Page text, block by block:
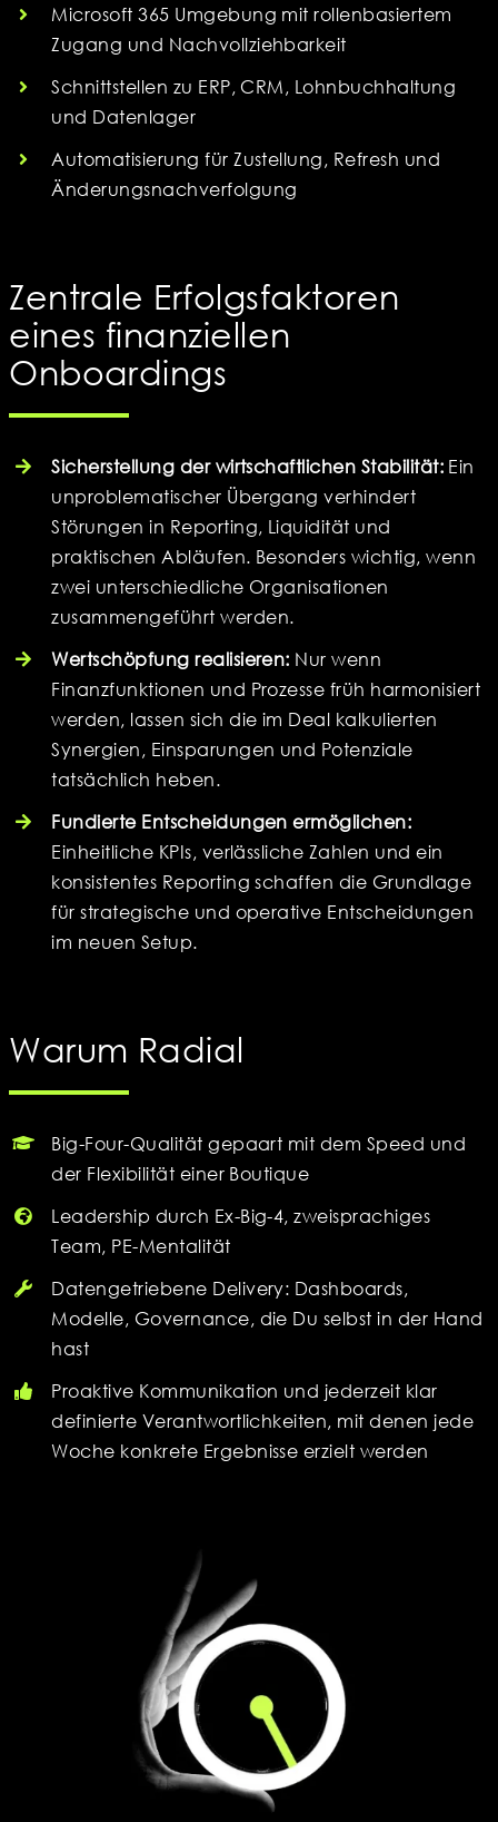
Microsoft 365 Umgebung mit rollenbasiertem
Zugang und Nachvollziehbarkeit
Schnittstellen zu ERP, CRM, Lohnbuchhaltung
und Datenlager
Automatisierung für Zustellung, Refresh und
Änderungsnachverfolgung
Zentrale Erfolgsfaktoren
eines finanziellen
Onboardings
Sicherstellung der wirtschaftlichen Stabilität: Ein
unproblematischer Übergang verhindert
Störungen in Reporting, Liquidität und
praktischen Abläufen. Besonders wichtig, wenn
zwei unterschiedliche Organisationen
zusammengeführt werden.
Wertschöpfung realisieren: Nur wenn
Finanzfunktionen und Prozesse früh harmonisiert
werden, lassen sich die im Deal kalkulierten
Synergien, Einsparungen und Potenziale
tatsächlich heben.
Fundierte Entscheidungen ermöglichen:
Einheitliche KPIs, verlässliche Zahlen und ein
konsistentes Reporting schaffen die Grundlage
für strategische und operative Entscheidungen
im neuen Setup.
Warum Radial
Big-Four-Qualität gepaart mit dem Speed und
der Flexibilität einer Boutique
Leadership durch Ex-Big-4, zweisprachiges
Team, PE-Mentalität
Datengetriebene Delivery: Dashboards,
Modelle, Governance, die Du selbst in der Hand
hast
Proaktive Kommunikation und jederzeit klar
definierte Verantwortlichkeiten, mit denen jede
Woche konkrete Ergebnisse erzielt werden